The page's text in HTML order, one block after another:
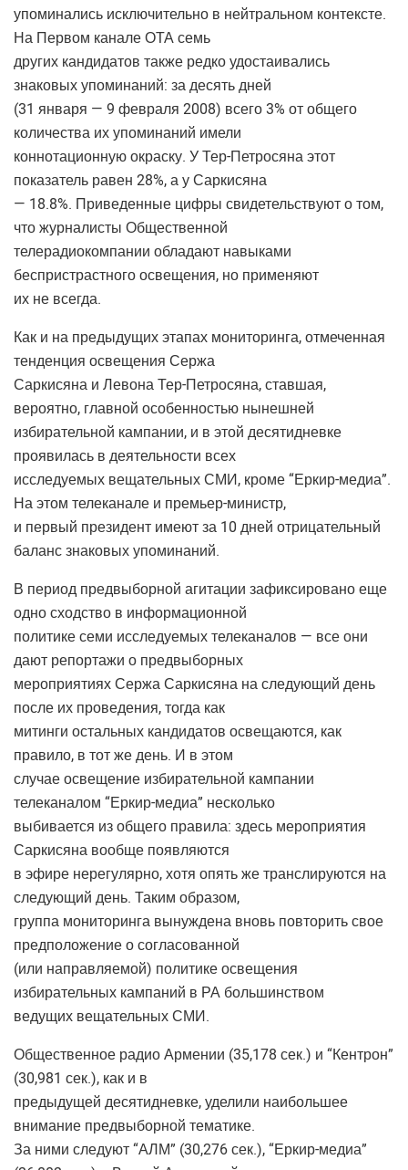
упоминались исключительно в нейтральном контексте.
На Первом канале ОТА семь
других кандидатов также редко удостаивались
знаковых упоминаний: за десять дней
(31 января — 9 февраля 2008) всего 3% от общего
количества их упоминаний имели
коннотационную окраску. У Тер-Петросяна этот
показатель равен 28%, а у Саркисяна
— 18.8%. Приведенные цифры свидетельствуют о том,
что журналисты Общественной
телерадиокомпании обладают навыками
беспристрастного освещения, но применяют
их не всегда.
Как и на предыдущих этапах мониторинга, отмеченная
тенденция освещения Сержа
Саркисяна и Левона Тер-Петросяна, ставшая,
вероятно, главной особенностью нынешней
избирательной кампании, и в этой десятидневке
проявилась в деятельности всех
исследуемых вещательных СМИ, кроме “Еркир-медиа”.
На этом телеканале и премьер-министр,
и первый президент имеют за 10 дней отрицательный
баланс знаковых упоминаний.
В период предвыборной агитации зафиксировано еще
одно сходство в информационной
политике семи исследуемых телеканалов — все они
дают репортажи о предвыборных
мероприятиях Сержа Саркисяна на следующий день
после их проведения, тогда как
митинги остальных кандидатов освещаются, как
правило, в тот же день. И в этом
случае освещение избирательной кампании
телеканалом “Еркир-медиа” несколько
выбивается из общего правила: здесь мероприятия
Саркисяна вообще появляются
в эфире нерегулярно, хотя опять же транслируются на
следующий день. Таким образом,
группа мониторинга вынуждена вновь повторить свое
предположение о согласованной
(или направляемой) политике освещения
избирательных кампаний в РА большинством
ведущих вещательных СМИ.
Общественное радио Армении (35,178 сек.) и “Кентрон”
(30,981 сек.), как и в
предыдущей десятидневке, уделили наибольшее
внимание предвыборной тематике.
За ними следуют “АЛМ” (30,276 сек.), “Еркир-медиа”